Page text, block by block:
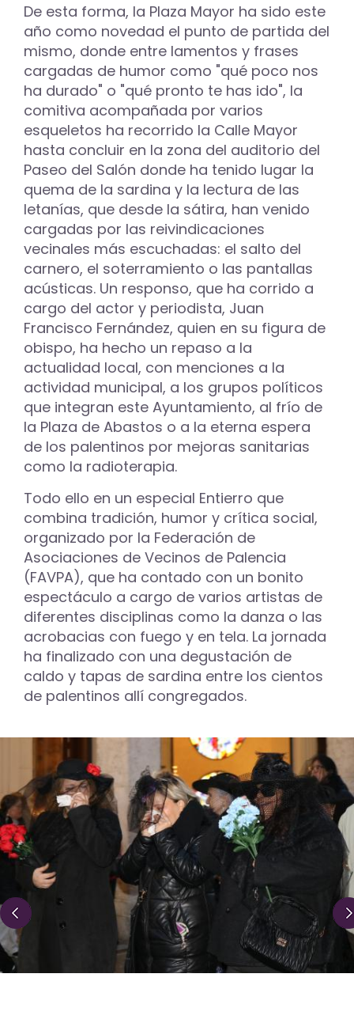
De esta forma, la Plaza Mayor ha sido este
año como novedad el punto de partida del
mismo, donde entre lamentos y frases
cargadas de humor como "qué poco nos
ha durado" o "qué pronto te has ido", la
comitiva acompañada por varios
esqueletos ha recorrido la Calle Mayor
hasta concluir en la zona del auditorio del
Paseo del Salón donde ha tenido lugar la
quema de la sardina y la lectura de las
letanías, que desde la sátira, han venido
cargadas por las reivindicaciones
vecinales más escuchadas: el salto del
carnero, el soterramiento o las pantallas
acústicas. Un responso, que ha corrido a
cargo del actor y periodista, Juan
Francisco Fernández, quien en su figura de
obispo, ha hecho un repaso a la
actualidad local, con menciones a la
actividad municipal, a los grupos políticos
que integran este Ayuntamiento, al frío de
la Plaza de Abastos o a la eterna espera
de los palentinos por mejoras sanitarias
como la radioterapia.
Todo ello en un especial Entierro que
combina tradición, humor y crítica social,
organizado por la Federación de
Asociaciones de Vecinos de Palencia
(FAVPA), que ha contado con un bonito
espectáculo a cargo de varios artistas de
diferentes disciplinas como la danza o las
acrobacias con fuego y en tela. La jornada
ha finalizado con una degustación de
caldo y tapas de sardina entre los cientos
de palentinos allí congregados.